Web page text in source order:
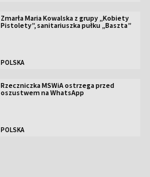
Zmarła Maria Kowalska z grupy „Kobiety
Pistolety”, sanitariuszka pułku „Baszta”
POLSKA
Rzeczniczka MSWiA ostrzega przed
oszustwem na WhatsApp
POLSKA